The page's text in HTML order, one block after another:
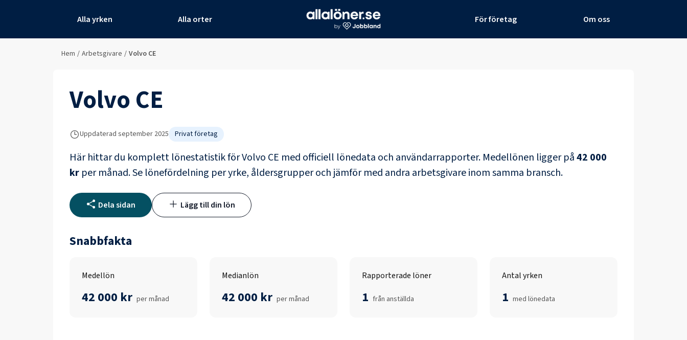
Alla yrken Alla orter För företag Om oss
Hem / Arbetsgivare / Volvo CE
Volvo CE
Uppdaterad september 2025 Privat företag
Här hittar du komplett lönestatistik förVolvo CE med officiell lönedata och användarrapporter. Medellönen ligger på42 000
kr per månad.Se lönefördelning per yrke, åldersgrupper och jämför med andra arbetsgivare inom samma bransch.
Dela sidan Lägg till din lön
Snabbfakta
Medellön
42 000 kr per månad
Medianlön
42 000 kr per månad
Rapporterade löner
1 från anställda
Antal yrken
1 med lönedata